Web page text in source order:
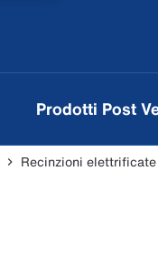
Prodotti Post
Recinzioni elettrificate